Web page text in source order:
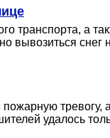
транспорта, а
вывозиться
удалось